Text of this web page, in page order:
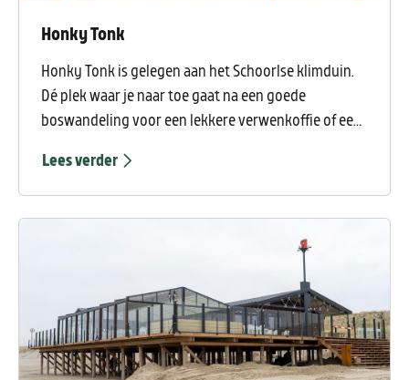
Honky Tonk
Honky Tonk is gelegen aan het Schoorlse klimduin.
Dé plek waar je naar toe gaat na een goede
boswandeling voor een lekkere verwenkoffie of een
verwarmde terras met uitzicht op het klimduin waar
de kindertjes naar hartenlust kunnen spelen. En dan
hebben wij ook nog een meer dan 100 jaar oud
aperitiefcafé en een kunstzinnig restaurant waar
producten werkt.
Lees verder